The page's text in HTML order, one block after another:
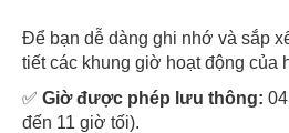
Để bạn dễ dàng ghi nhớ và sắp
tiết các khung giờ hoạt động của
✅ Giờ được phép lưu thông:
đến 11 giờ tối).